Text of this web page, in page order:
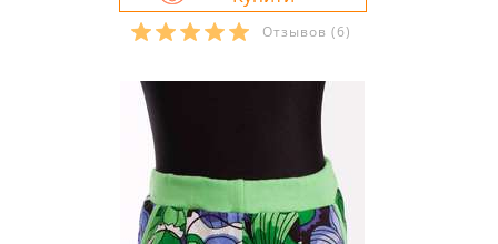
Отзывов (6)